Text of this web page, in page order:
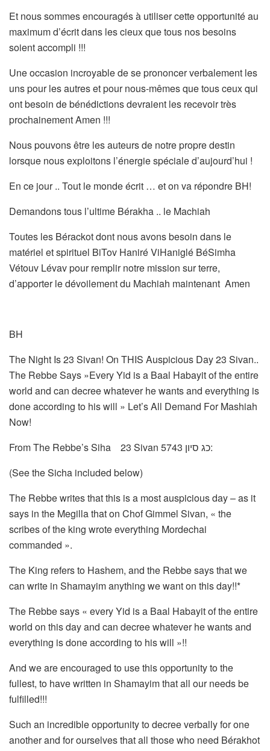
Et nous sommes encouragés à utiliser cette opportunité au
maximum d’écrit dans les cieux que tous nos besoins
soient accompli !!!
Une occasion incroyable de se prononcer verbalement les
uns pour les autres et pour nous-mêmes que tous ceux qui
ont besoin de bénédictions devraient les recevoir très
prochainement Amen !!!
Nous pouvons être les auteurs de notre propre destin
lorsque nous exploitons l’énergie spéciale d’aujourd’hui !
En ce jour .. Tout le monde écrit … et on va répondre BH!
Demandons tous l’ultime Bérakha .. le Machiah
Toutes les Bérackot dont nous avons besoin dans le
matériel et spirituel BiTov Haniré ViHaniglé BéSimha
Vétouv Lévav pour remplir notre mission sur terre,
d’apporter le dévoilement du Machiah maintenant Amen
BH
The Night Is 23 Sivan! On THIS Auspicious Day 23 Sivan..
The Rebbe Says »Every Yid is a Baal Habayit of the entire
world and can decree whatever he wants and everything is
done according to his will » Let’s All Demand For Mashiah
Now!
From The Rebbe’s Siha 23 Sivan 5743 כג סיון:
(See the Sicha included below)
The Rebbe writes that this is a most auspicious day – as it
says in the Megilla that on Chof Gimmel Sivan, « the
scribes of the king wrote everything Mordechai
commanded ».
The King refers to Hashem, and the Rebbe says that we
can write in Shamayim anything we want on this day!!*
The Rebbe says « every Yid is a Baal Habayit of the entire
world on this day and can decree whatever he wants and
everything is done according to his will »!!
And we are encouraged to use this opportunity to the
fullest, to have written in Shamayim that all our needs be
fulfilled!!!
Such an incredible opportunity to decree verbally for one
another and for ourselves that all those who need Bérakhot